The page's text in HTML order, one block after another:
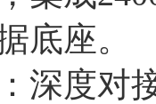
底座。
度对接